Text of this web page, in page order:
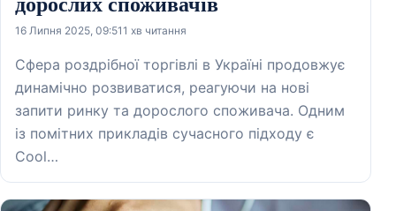
16 Липня 2025, 09:511 хв читання
Сфера роздрібної торгівлі в Україні продовжує
динамічно розвиватися, реагуючи на нові
запити ринку та дорослого споживача. Одним
із помітних прикладів сучасного підходу є
Cool…